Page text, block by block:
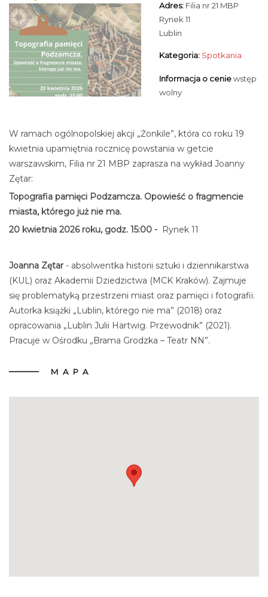
Adres: Filia nr 21 MBP
Rynek 11
Lublin
Kategoria: Spotkania
Informacja o ceniewstęp
wolny
W ramach ogólnopolskiej akcji „Żonkile”, która co roku 19
kwietnia upamiętnia rocznicę powstania w getcie
warszawskim, Filia nr 21 MBP zaprasza na wykład Joanny
Zętar:
Topografia pamięci Podzamcza. Opowieść o fragmencie
miasta, którego już nie ma.
20 kwietnia 2026 roku, godz. 15:00 - Rynek 11
Joanna Zętar- absolwentka historii sztuki i dziennikarstwa
(KUL) oraz Akademii Dziedzictwa (MCK Kraków). Zajmuje
się problematyką przestrzeni miast oraz pamięci i fotografii.
Autorka książki „Lublin, którego nie ma” (2018) oraz
opracowania „Lublin Julii Hartwig. Przewodnik” (2021).
Pracuje w Ośrodku „Brama Grodzka – Teatr NN”.
MAPA